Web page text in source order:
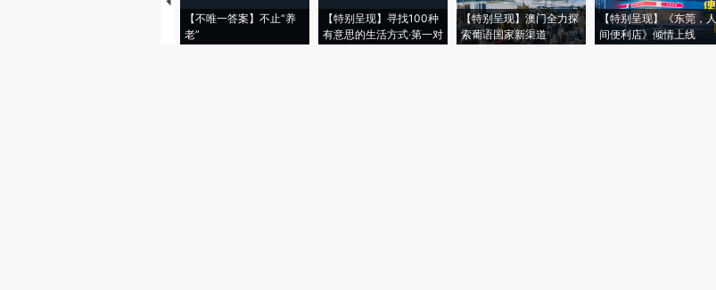
【不唯一答案】不止“养
老”
【特别呈现】寻找100种
有意思的生活方式·第一对
【特别呈现】澳门全力探
索葡语国家新渠道
【特别呈现】《东莞，人
间便利店》倾情上线